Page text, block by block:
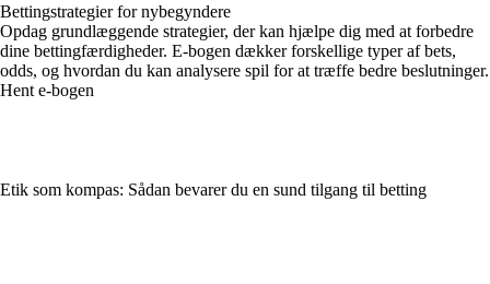
Bettingstrategier for nybegyndere
Opdag grundlæggende strategier, der kan hjælpe dig med at forbedre
dine bettingfærdigheder. E-bogen dækker forskellige typer af bets,
odds, og hvordan du kan analysere spil for at træffe bedre beslutninger.
Hent e-bogen
Etik som kompas: Sådan bevarer du en sund tilgang til betting